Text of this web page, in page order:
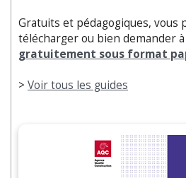
Gratuits et pédagogiques, vous
télécharger ou bien demander à
gratuitement sous format
> Voir tous les guides